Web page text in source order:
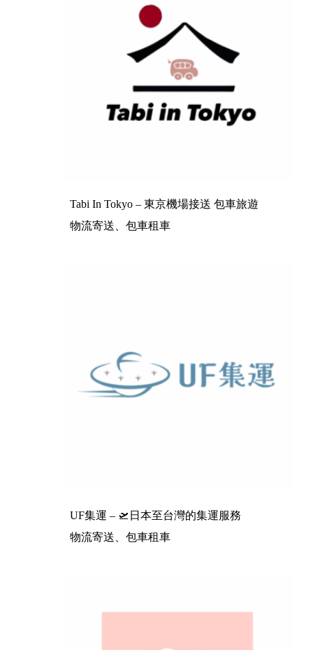
Tabi In Tokyo – 東京機場接送 包車旅遊
物流寄送、包車租車
UF集運 – 🛫日本至台灣的集運服務
物流寄送、包車租車